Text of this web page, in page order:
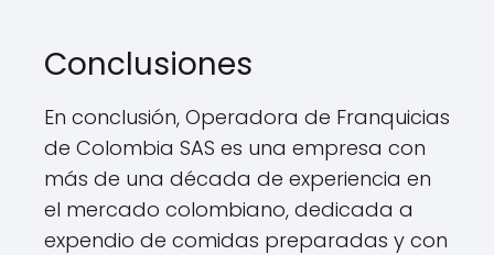
Conclusiones
En conclusión, Operadora de Franquicias
de Colombia SAS es una empresa con
más de una década de experiencia en
el mercado colombiano, dedicada a
expendio de comidas preparadas y con